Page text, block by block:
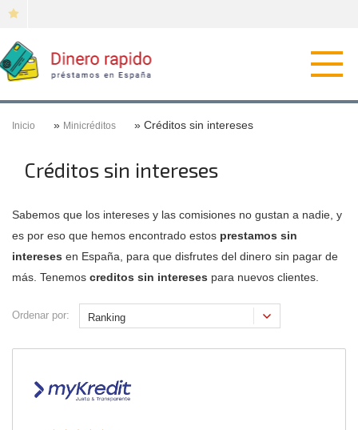
Inicio » Minicréditos » Créditos sin intereses
Créditos sin intereses
Sabemos que los intereses y las comisiones no gustan a nadie, y
es por eso que hemos encontrado estos prestamos sin
intereses en España, para que disfrutes del dinero sin pagar de
más. Tenemos creditos sin intereses para nuevos clientes.
Ordenar por: